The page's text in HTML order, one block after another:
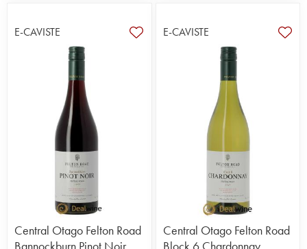
E-CAVISTE
Central Otago Felton Road
E-CAVISTE
Central Otago Felton Road